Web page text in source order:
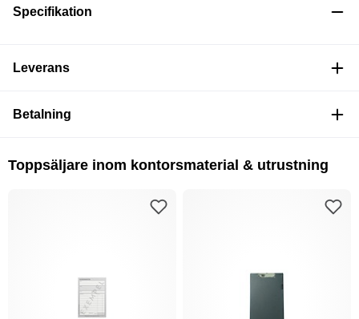
Specifikation
Leverans
Betalning
Toppsäljare inom kontorsmaterial & utrustning